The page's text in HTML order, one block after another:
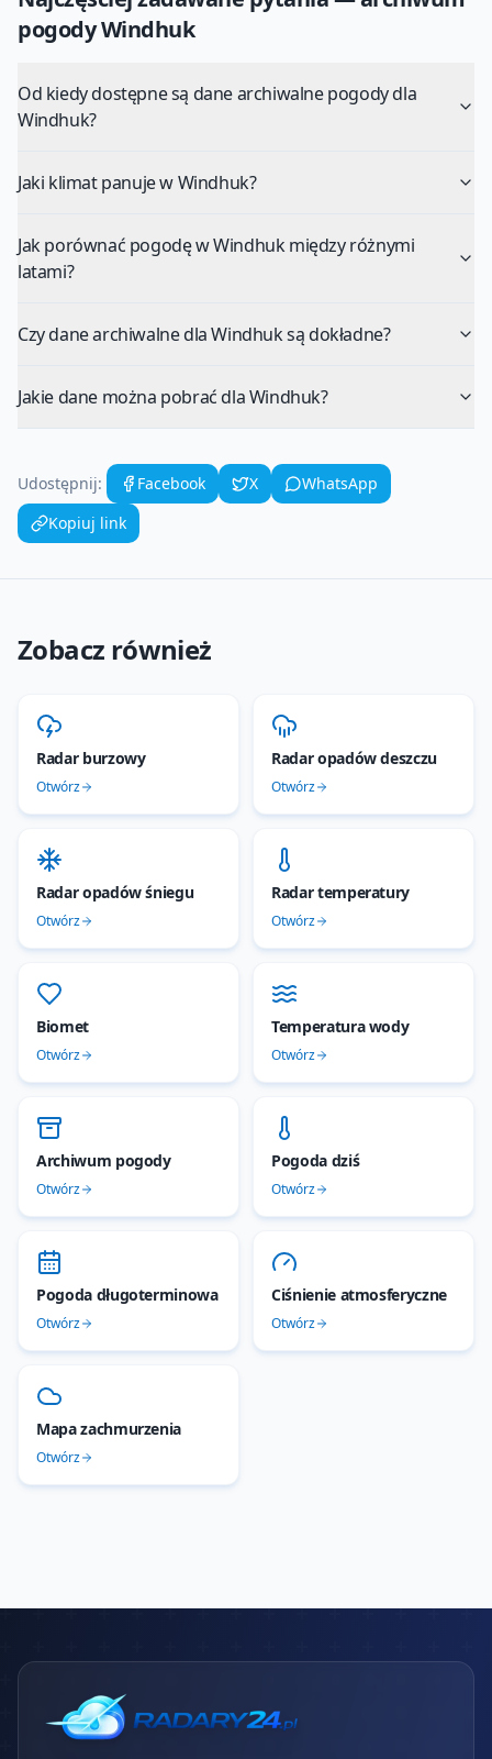
pogodyWindhuk
Od kiedy dostępne są dane archiwalne pogody dla
Windhuk?
Jaki klimat panuje w Windhuk?
Jak porównać pogodę w Windhuk między różnymi
latami?
Czy dane archiwalne dla Windhuk są dokładne?
Jakie dane można pobrać dla Windhuk?
Udostępnij: Facebook X
WhatsApp
Kopiuj link
Zobacz również
Radar burzowy
Otwórz
Radar opadów deszczu
Otwórz
Radar opadów śniegu
Otwórz
Radar temperatury
Otwórz
Biomet
Otwórz
Temperatura wody
Otwórz
Archiwum pogody
Otwórz
Pogoda dziś
Otwórz
Pogoda długoterminowa
Otwórz
Ciśnienie atmosferyczne
Otwórz
Mapa zachmurzenia
Otwórz